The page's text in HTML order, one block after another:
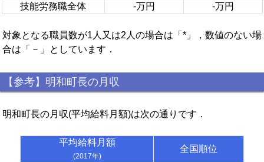
技能労務職全体
-万円 -万円
対象となる職員数が1人又は2人の場合は「*」，数値のない場
合は「－」としています．
【参考】明和町長の月収
明和町長の月収(平均給料月額)は次の通りです．
平均給料月額
(2017年)
全国順位